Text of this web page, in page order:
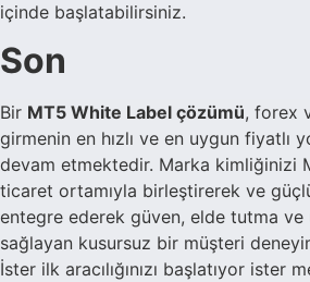
içinde başlatabilirsiniz.
Son
Bir MT5 White Label çözümü, forex
girmenin en hızlı ve en uygun fiyatlı
devam etmektedir. Marka kimliğinizi
ticaret ortamıyla birleştirerek ve
entegre ederek güven, elde tutma
sağlayan kusursuz bir müşteri
İster ilk aracılığınızı başlatıyor ister